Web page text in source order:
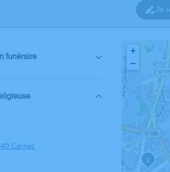
Je
funéraire
Carnac
2
+
−